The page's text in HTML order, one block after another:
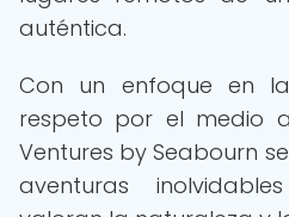
auténtica.
Con un enfoque en
respeto por el medio
Ventures by Seabourn
aventuras